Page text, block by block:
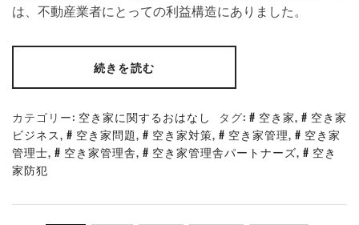
は、不動産業者にとっての利益構造にありました。
続きを読む
カテゴリー: 空き家に関するおはなし タグ: 空き家,
空き家
ビジネス, 空き家問題, 空き家対策, 空き家管理,
空き家
管理士, 空き家管理舎, 空き家管理舎パートナーズ,
空き
家防犯